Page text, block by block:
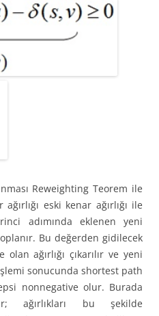
Reweighting Teorem ile
eski kenar ağırlığı ile
adımında eklenen yeni
Bu değerden gidilecek
ağırlığı çıkarılır ve yeni
sonucunda shortest path
nonnegative olur. Burada
ağırlıkları bu şekilde